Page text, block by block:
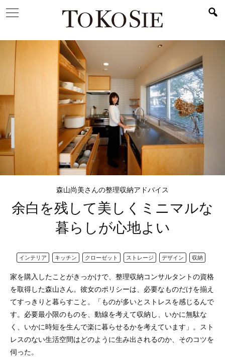
森山尚美さんの整理収納アドバイス
余白を残して美しく ミニマルな
暮らしが心地よい
インテリア キッチン クローゼット ストレージ デザイン 収納
家を購入したことがきっかけで、整理収納コンサルタントの資格
を取得した森山さん。彼女のポリシーは、必要なものだけを揃え
てすっきりと暮らすこと。「ものが多いとストレスを感じるんで
す。必要最小限のものを、動線を考えて収納し、いかに無駄な
く、いかに時短を生んで楽に暮らせるかを考えています」。スト
レスのない生活空間はどのように生み出されるのか、そのコツを
伺った。